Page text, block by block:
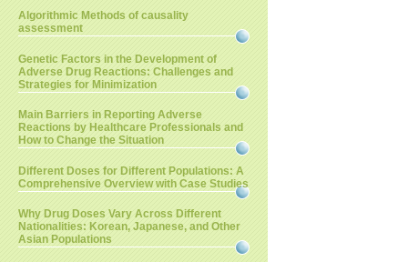
Algorithmic Methods of causality
assessment
Genetic Factors in the Development of
Adverse Drug Reactions: Challenges and
Strategies for Minimization
Main Barriers in Reporting Adverse
Reactions by Healthcare Professionals and
How to Change the Situation
Different Doses for Different Populations: A
Comprehensive Overview with Case Studies
Why Drug Doses Vary Across Different
Nationalities: Korean, Japanese, and Other
Asian Populations